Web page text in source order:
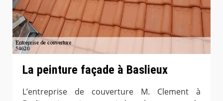
La peinture façade à Baslieux
L’entreprise de couverture M. Clement à